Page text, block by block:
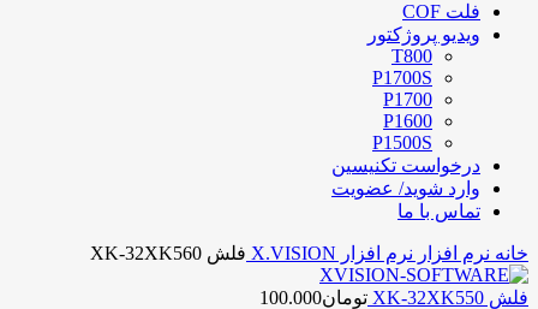
فلت COF
ویدیو پروژکتور
T800
P1700S
P1700
P1600
P1500S
درخواست تکنیسین
وارد شوید/ عضویت
تماس با ما
خانه نرم افزار نرم افزار X.VISION فلش XK-32XK560
فلش XK-32XK550 تومان100.000